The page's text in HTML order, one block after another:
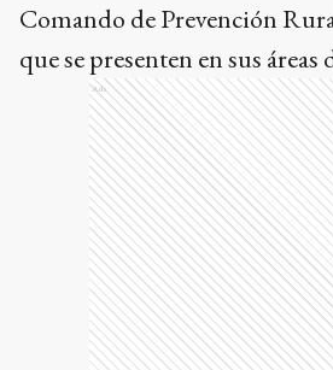
Comando de Prevención
que se presenten en sus
Ads